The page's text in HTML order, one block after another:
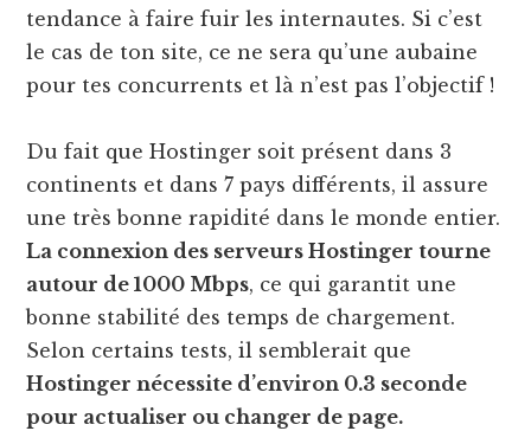
tendance à faire fuir les internautes. Si c’est
le cas de ton site, ce ne sera qu’une aubaine
pour tes concurrents et là n’est pas l’objectif !
Du fait que Hostinger soit présent dans 3
continents et dans 7 pays différents, il assure
une très bonne rapidité dans le monde entier.
La connexion des serveurs Hostinger tourne
autour de 1000 Mbps, ce qui garantit une
bonne stabilité des temps de chargement.
Selon certains tests, il semblerait que
Hostinger nécessite d’environ 0.3 seconde
pour actualiser ou changer de page.